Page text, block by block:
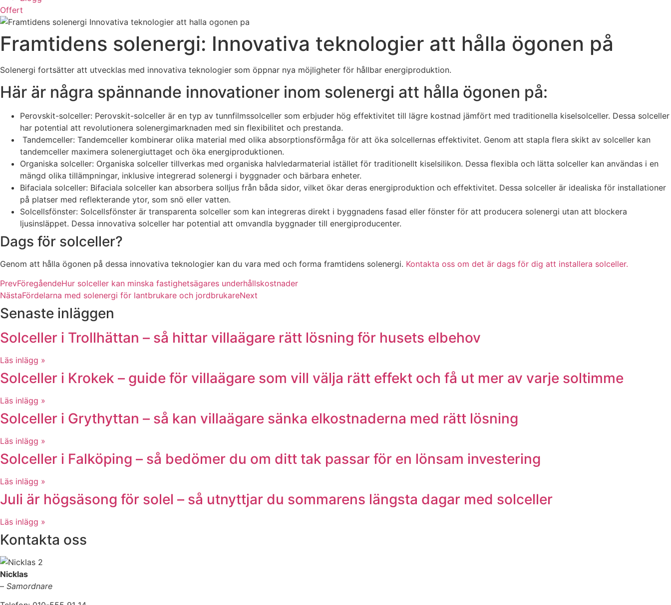
Offert
Framtidens solenergi: Innovativa teknologier att hålla ögonen på
Solenergi fortsätter att utvecklas med innovativa teknologier som öppnar nya möjligheter för hållbar energiproduktion.
Här är några spännande innovationer inom solenergi att hålla ögonen på:
Perovskit-solceller: Perovskit-solceller är en typ av tunnfilmssolceller som erbjuder hög effektivitet till lägre kostnad jämfört med traditionella kiselsolceller. Dessa solceller
har potential att revolutionera solenergimarknaden med sin flexibilitet och prestanda.
Tandemceller: Tandemceller kombinerar olika material med olika absorptionsförmåga för att öka solcellernas effektivitet. Genom att stapla flera skikt av solceller kan
tandemceller maximera solenergiuttaget och öka energiproduktionen.
Organiska solceller: Organiska solceller tillverkas med organiska halvledarmaterial istället för traditionellt kiselsilikon. Dessa flexibla och lätta solceller kan användas i en
mängd olika tillämpningar, inklusive integrerad solenergi i byggnader och bärbara enheter.
Bifaciala solceller: Bifaciala solceller kan absorbera solljus från båda sidor, vilket ökar deras energiproduktion och effektivitet. Dessa solceller är idealiska för installationer
på platser med reflekterande ytor, som snö eller vatten.
Solcellsfönster: Solcellsfönster är transparenta solceller som kan integreras direkt i byggnadens fasad eller fönster för att producera solenergi utan att blockera
ljusinsläppet. Dessa innovativa solceller har potential att omvandla byggnader till energiproducenter.
Dags för solceller?
Genom att hålla ögonen på dessa innovativa teknologier kan du vara med och forma framtidens solenergi. Kontakta oss om det är dags för dig att installera solceller.
PrevFöregåendeHur solceller kan minska fastighetsägares underhållskostnader
NästaFördelarna med solenergi för lantbrukare och jordbrukareNext
Senaste inläggen
Solceller i Trollhättan – så hittar villaägare rätt lösning för husets elbehov
Läs inlägg »
Solceller i Krokek – guide för villaägare som vill välja rätt effekt och få ut mer av varje soltimme
Läs inlägg »
Solceller i Grythyttan – så kan villaägare sänka elkostnaderna med rätt lösning
Läs inlägg »
Solceller i Falköping – så bedömer du om ditt tak passar för en lönsam investering
Läs inlägg »
Juli är högsäsong för solel – så utnyttjar du sommarens längsta dagar med solceller
Läs inlägg »
Kontakta oss
Nicklas
– Samordnare